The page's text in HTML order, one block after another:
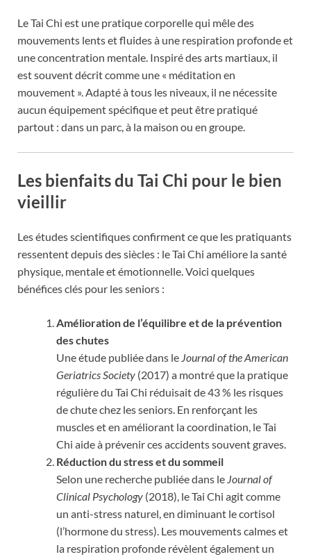
Le Tai Chi est une pratique corporelle qui mêle des
mouvements lents et fluides à une respiration profonde et
une concentration mentale. Inspiré des arts martiaux, il
est souvent décrit comme une « méditation en
mouvement ». Adapté à tous les niveaux, il ne nécessite
aucun équipement spécifique et peut être pratiqué
partout : dans un parc, à la maison ou en groupe.
Les bienfaits du Tai Chi pour le bien
vieillir
Les études scientifiques confirment ce que les pratiquants
ressentent depuis des siècles : le Tai Chi améliore la santé
physique, mentale et émotionnelle. Voici quelques
bénéfices clés pour les seniors :
Amélioration de l’équilibre et de la prévention
des chutes
Une étude publiée dans le Journal of the American
Geriatrics Society (2017) a montré que la pratique
régulière du Tai Chi réduisait de 43 % les risques
de chute chez les seniors. En renforçant les
muscles et en améliorant la coordination, le Tai
Chi aide à prévenir ces accidents souvent graves.
Réduction du stress et du sommeil
Selon une recherche publiée dans le Journal of
Clinical Psychology (2018), le Tai Chi agit comme
un anti-stress naturel, en diminuant le cortisol
(l’hormone du stress). Les mouvements calmes et
la respiration profonde révèlent également un